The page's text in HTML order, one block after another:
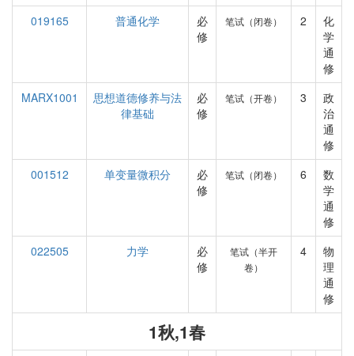
019165
普通化学
必
修
笔试（闭卷） 2
化
学
通
修
MARX1001
思想道德修养与法
律基础
必
修
笔试（开卷） 3
政
治
通
修
001512
单变量微积分
必
修
笔试（闭卷） 6
数
学
通
修
022505
力学
必
修
笔试（半开
卷）
4
物
理
通
修
1秋,1春